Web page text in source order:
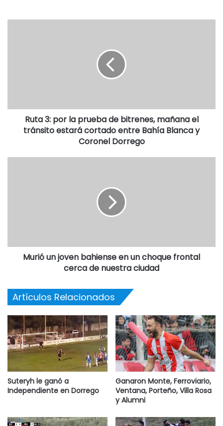
Ruta 3: por la prueba de bitrenes, mañana el
tránsito estará cortado entre Bahía Blanca y
Coronel Dorrego
Murió un joven bahiense en un choque frontal
cerca de nuestra ciudad
Artículos Relacionados
Suteryh le ganó a
Independiente en Dorrego
Ganaron Monte, Ferroviario,
Ventana, Porteño, Villa Rosa
y Alumni